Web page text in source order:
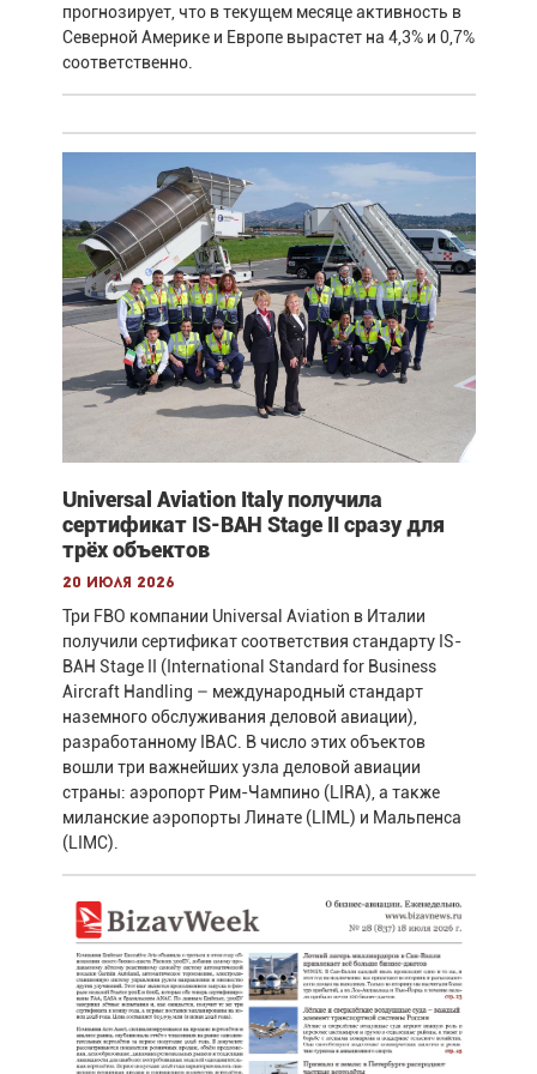
прогнозирует, что в текущем месяце активность в
Северной Америке и Европе вырастет на 4,3% и 0,7%
соответственно.
Universal Aviation Italy получила
сертификат IS-BAH Stage II сразу для
трёх объектов
20 июля 2026
Три FBO компании Universal Aviation в Италии
получили сертификат соответствия стандарту IS-
BAH Stage II (International Standard for Business
Aircraft Handling – международный стандарт
наземного обслуживания деловой авиации),
разработанному IBAC. В число этих объектов
вошли три важнейших узла деловой авиации
страны: аэропорт Рим-Чампино (LIRA), а также
миланские аэропорты Линате (LIML) и Мальпенса
(LIMC).